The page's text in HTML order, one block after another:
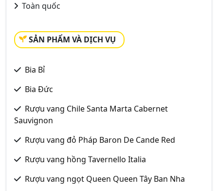
Toàn quốc
SẢN PHẨM VÀ DỊCH VỤ
Bia Bỉ
Bia Đức
Rượu vang Chile Santa Marta Cabernet
Sauvignon
Rượu vang đỏ Pháp Baron De Cande Red
Rượu vang hồng Tavernello Italia
Rượu vang ngọt Queen Queen Tây Ban Nha